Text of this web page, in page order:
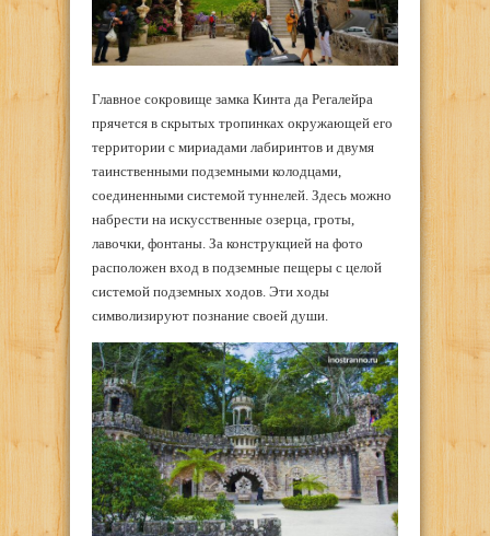
Главное сокровище замка Кинта да Регалейра
прячется в скрытых тропинках окружающей его
территории с мириадами лабиринтов и двумя
таинственными подземными колодцами,
соединенными системой туннелей. Здесь можно
набрести на искусственные озерца, гроты,
лавочки, фонтаны. За конструкцией на фото
расположен вход в подземные пещеры с целой
системой подземных ходов. Эти ходы
символизируют познание своей души.